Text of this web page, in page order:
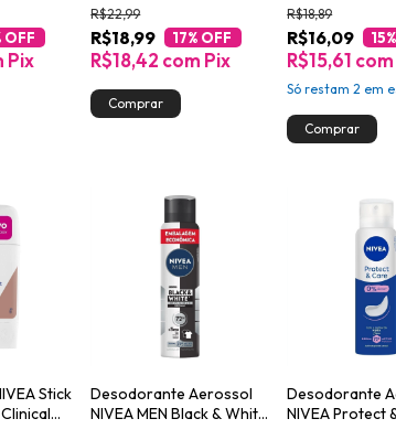
OFF
Pix
Secrets Lavanda e Flores
Brancas 150ml
R$18,99
R$22,99
17% OFF
R$18,42 com Pix
Dry Impact 50ml
R$16,09
R$18,89
15
R$15,61 com
Só restam2 em
Stick
Desodorante Aerossol
NIVEA MEN Black & White
Desodorante
NIVEA Protect